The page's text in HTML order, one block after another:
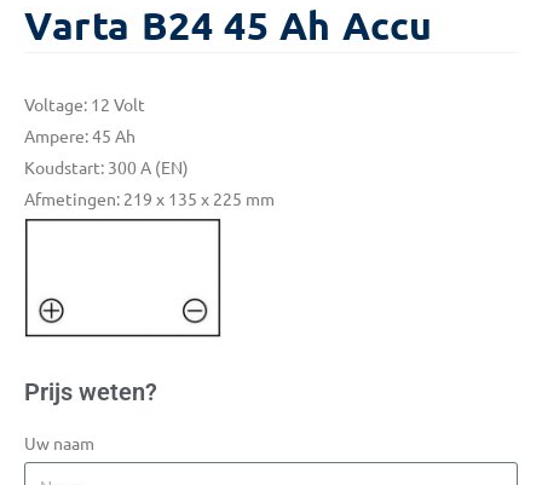
Varta B24 45 Ah Accu
Voltage: 12 Volt
Ampere: 45 Ah
Koudstart: 300 A (EN)
Afmetingen: 219 x 135 x 225 mm
Prijs weten?
Uw naam